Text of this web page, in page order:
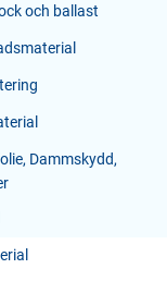
och ballast
Dammskydd,